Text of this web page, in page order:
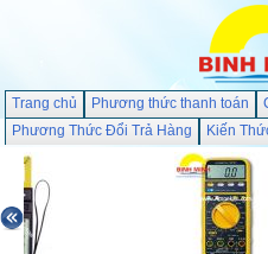
Trang chủ Phương thức thanh toán
Phương Thức Đổi Trả Hàng
Kiến